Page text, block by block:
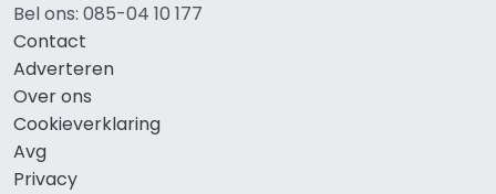
Bel ons: 085-04 10 177
Contact
Adverteren
Over ons
Cookieverklaring
Avg
Privacy